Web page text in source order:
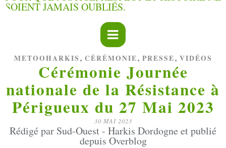
METOOHARKIS , CÉRÉMONIE, PRESSE, VIDÉOS
Cérémonie Journée
nationale de la Résistance à
Périgueux du 27 Mai 2023
30 MAI 2023
Rédigé par Sud-Ouest - Harkis Dordogne et publié
depuis Overblog